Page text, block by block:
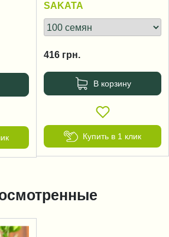
SAKATA
416 грн.
В корзину
Купить в 1 клик